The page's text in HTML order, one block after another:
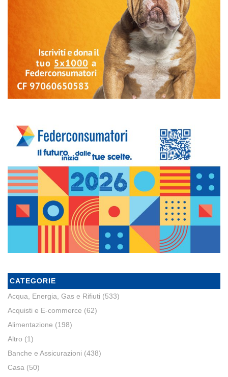
CATEGORIE
Acqua, Energia, Gas e Rifiuti (533)
Acquisti e E-commerce (62)
Alimentazione (198)
Altro (1)
Banche e Assicurazioni (438)
Casa (50)